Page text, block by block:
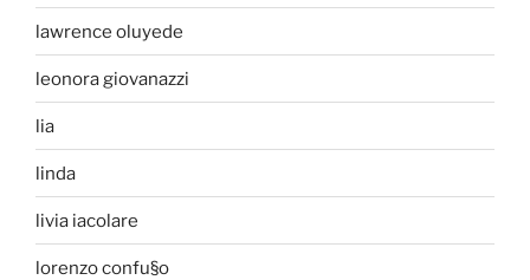
lawrence oluyede
leonora giovanazzi
lia
linda
livia iacolare
lorenzo confu§o